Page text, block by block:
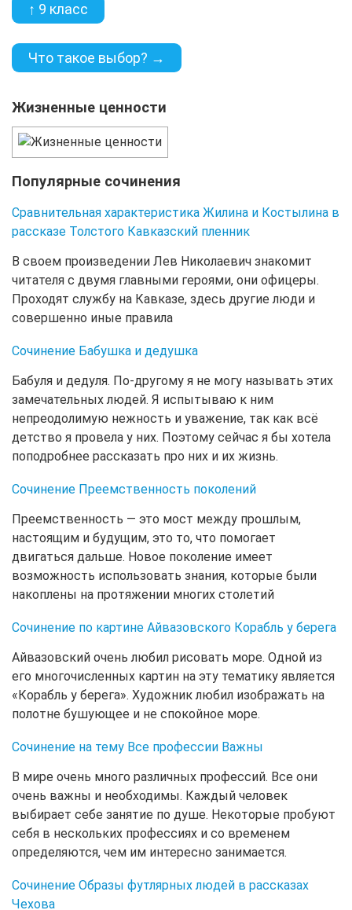
↑ 9 класс
Что такое выбор? →
Жизненные ценности
Популярные сочинения
Сравнительная характеристика Жилина и Костылина в
рассказе Толстого Кавказский пленник
В своем произведении Лев Николаевич знакомит
читателя с двумя главными героями, они офицеры.
Проходят службу на Кавказе, здесь другие люди и
совершенно иные правила
Сочинение Бабушка и дедушка
Бабуля и дедуля. По-другому я не могу называть этих
замечательных людей. Я испытываю к ним
непреодолимую нежность и уважение, так как всё
детство я провела у них. Поэтому сейчас я бы хотела
поподробнее рассказать про них и их жизнь.
Сочинение Преемственность поколений
Преемственность — это мост между прошлым,
настоящим и будущим, это то, что помогает
двигаться дальше. Новое поколение имеет
возможность использовать знания, которые были
накоплены на протяжении многих столетий
Сочинение по картине Айвазовского Корабль у берега
Айвазовский очень любил рисовать море. Одной из
его многочисленных картин на эту тематику является
«Корабль у берега». Художник любил изображать на
полотне бушующее и не спокойное море.
Сочинение на тему Все профессии Важны
В мире очень много различных профессий. Все они
очень важны и необходимы. Каждый человек
выбирает себе занятие по душе. Некоторые пробуют
себя в нескольких профессиях и со временем
определяются, чем им интересно занимается.
Сочинение Образы футлярных людей в рассказах
Чехова